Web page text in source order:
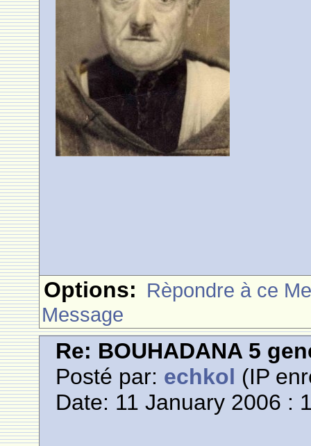
Options: Rèpondre à ce
Message
Re: BOUHADANA 5
Posté par: echkol (IP
Date: 11 January 2006 :